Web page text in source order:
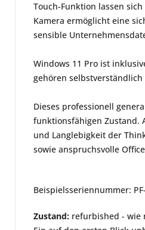
Touch-Funktion lassen
Kamera ermöglicht eine
sensible
Windows 11 Pro ist
gehören
Dieses professionell
funktionsfähigen Zustand.
und Langlebigkeit der
sowie anspruchsvolle
Beispielsseriennummer:
Zustand: refurbished - wie